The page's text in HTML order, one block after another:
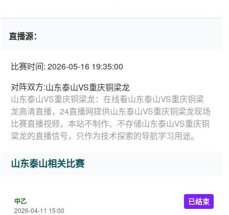
直播源：
比赛时间: 2026-05-16 19:35:00
对阵双方:山东泰山VS重庆铜梁龙
山东泰山VS重庆铜梁龙：在线看山东泰山VS重庆铜梁
龙高清直播，24直播网提供山东泰山VS重庆铜梁龙现场
比赛直播视频，本站不制作、不存储山东泰山VS重庆铜
梁龙的直播信号，只作为技术探索的导航学习用途。
山东泰山相关比赛
中乙
2026-04-11 15:00
已结束